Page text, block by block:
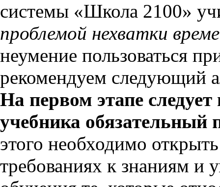
системы «Школа 2100»
проблемой нехватки
неумение пользоваться
рекомендуем следующий
На первом этапе
учебника
этого необходимо
требованиях к знаниям и